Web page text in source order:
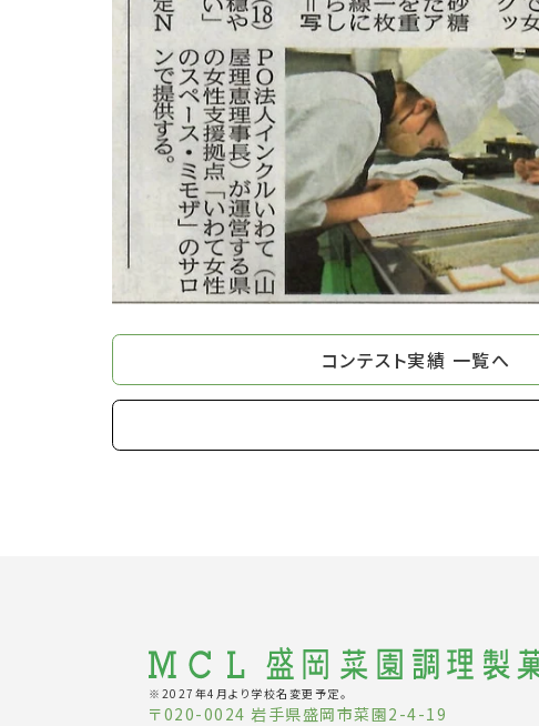
コンテスト実績 一覧へ
※2027年4月より学校名変更予定。
〒020-0024 岩手県盛岡市菜園2-4-19